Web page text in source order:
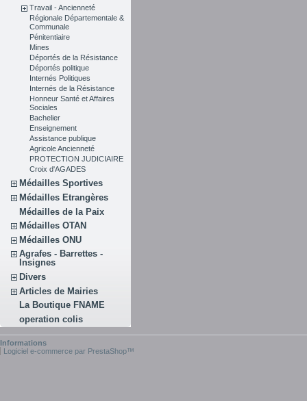
Travail - Ancienneté
Régionale Départementale &
Communale
Pénitentiaire
Mines
Déportés de la Résistance
Déportés politique
Internés Politiques
Internés de la Résistance
Honneur Santé et Affaires
Sociales
Bachelier
Enseignement
Assistance publique
Agricole Ancienneté
PROTECTION JUDICIAIRE
Croix d'AGADES
Médailles Sportives
Médailles Etrangères
Médailles de la Paix
Médailles OTAN
Médailles ONU
Agrafes - Barrettes -
Insignes
Divers
Articles de Mairies
La Boutique FNAME
operation colis
Informations
Logiciel e-commerce par PrestaShop™